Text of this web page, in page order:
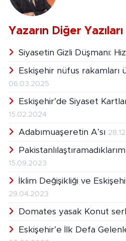
Yazarın Diğer Yazıları
Siyasetin Gizli Düşmanı:
Eskişehir nüfus
06.03.2025
Eskişehir’de Siyaset
15.02.2024
Adabımuaşeretin A’sı
15.09.2023
İklim Değişikliği ve
29.04.2023
Domates yasak Konut
Eskişehir’e İlk Defa